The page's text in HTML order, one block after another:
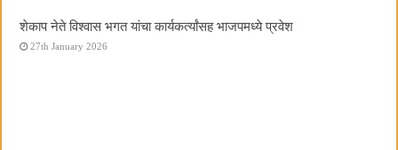
शेकाप नेते विश्वास भगत यांचा कार्यकर्त्यांसह भाजपमध्ये प्रवेश
27th January 2026